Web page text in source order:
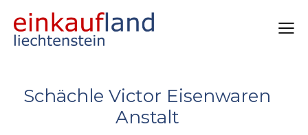
Schächle Victor Eisenwaren
Anstalt